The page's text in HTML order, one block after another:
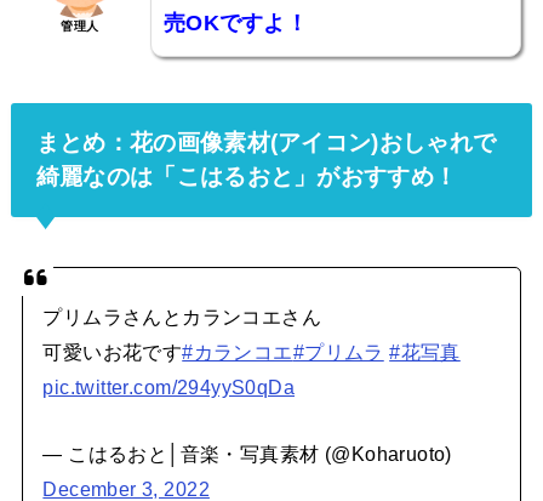
管理人
売OKですよ！
まとめ：花の画像素材(アイコン)おしゃれで
綺麗なのは「こはるおと」がおすすめ！
プリムラさんとカランコエさん
可愛いお花です#カランコエ#プリムラ #花写真
pic.twitter.com/294yyS0qDa
— こはるおと│音楽・写真素材 (@Koharuoto)
December 3, 2022